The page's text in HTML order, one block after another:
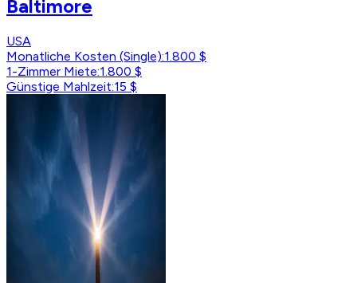
Baltimore
USA
Monatliche Kosten (Single):1.800 $
1-Zimmer Miete:1.800 $
Günstige Mahlzeit:15 $